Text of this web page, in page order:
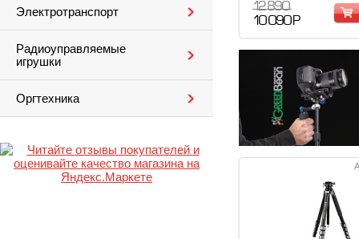
Электротранспорт
Радиоуправляемые
игрушки
Оргтехника
12 890
10 090 Р